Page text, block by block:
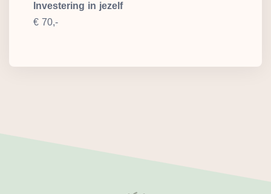
Investering in jezelf
€ 70,-